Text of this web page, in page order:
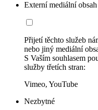
Externí mediální obsah
Přijetí těchto služeb
nebo jiný mediální
S Vaším souhlasem
služby třetích stran:
Vimeo, YouTube
Nezbytné